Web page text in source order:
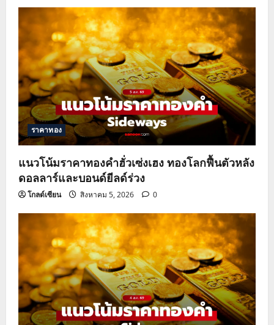
ราคาทอง
แนวโน้มราคาทองคำฮั่วเซ่งเฮง ทองโลกฟื้นตัวหลัง
ดอลลาร์และบอนด์ยีลด์ร่วง
โกลด์เซียน สิงหาคม 5, 2026 0